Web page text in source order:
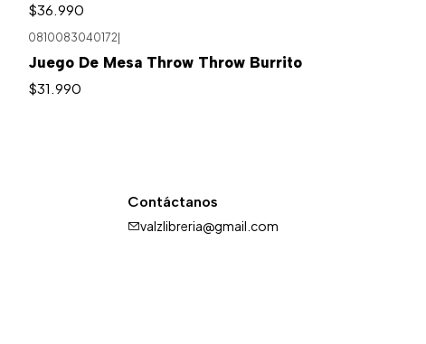
$36.990
0810083040172|
Juego De Mesa Throw Throw Burrito
$31.990
Contáctanos
valzlibreria@gmail.com